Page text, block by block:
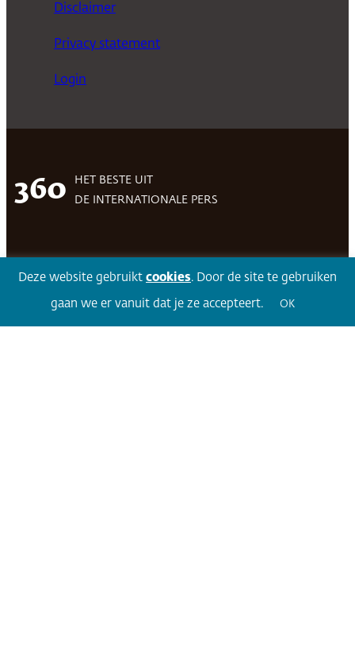
Disclaimer
Privacy statement
Login
360
HET BESTE UIT
DE INTERNATIONALE PERS
Volg 360Facebook LinkedIn Twitter
Deze website gebruikt cookies. Door de site te gebruiken
gaan we er vanuit dat je ze accepteert. OK